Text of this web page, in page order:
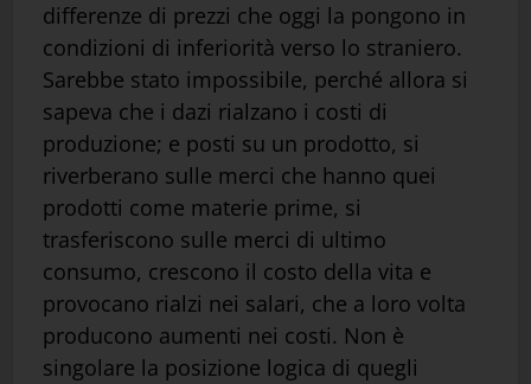
differenze di prezzi che oggi la pongono in
condizioni di inferiorità verso lo straniero.
Sarebbe stato impossibile, perché allora si
sapeva che i dazi rialzano i costi di
produzione; e posti su un prodotto, si
riverberano sulle merci che hanno quei
prodotti come materie prime, si
trasferiscono sulle merci di ultimo
consumo, crescono il costo della vita e
provocano rialzi nei salari, che a loro volta
producono aumenti nei costi. Non è
singolare la posizione logica di quegli